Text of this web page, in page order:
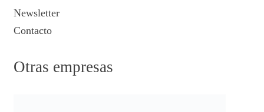
Newsletter
Contacto
Otras empresas